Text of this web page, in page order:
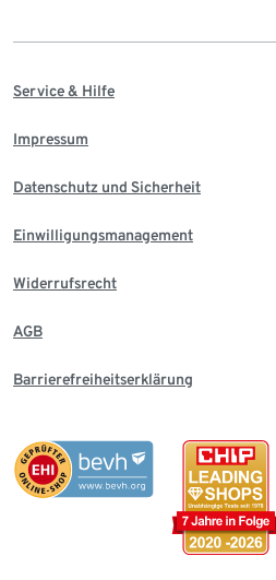
Service & Hilfe
Impressum
Datenschutz und Sicherheit
Einwilligungsmanagement
Widerrufsrecht
AGB
Barrierefreiheitserklärung